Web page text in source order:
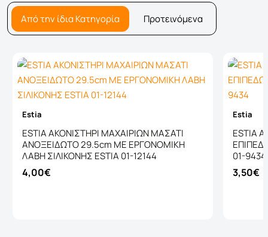
Από την ίδια Κατηγορία Προτεινόμενα
Estia
ESTIA ΑΚΟΝΙΣΤΗΡΙ ΜΑΧΑΙΡΙΩΝ ΜΑΣΑΤΙ
ΑΝΟΞΕΙΔΩΤΟ 29.5cm ΜΕ ΕΡΓΟΝΟΜΙΚΗ
ΛΑΒΗ ΣΙΛΙΚΟΝΗΣ ESTIA 01-12144
4,00€
Estia
ESTIA
01-9434
3,50€